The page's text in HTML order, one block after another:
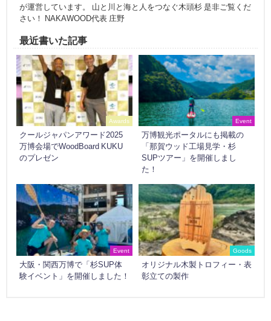
が運営しています。 山と川と海と人をつなぐ木頭杉 是非ご覧くだ
さい！ NAKAWOOD代表 庄野
最近書いた記事
Awards
クールジャパンアワード2025
万博会場でWoodBoard KUKU
のプレゼン
Event
万博観光ポータルにも掲載の
「那賀ウッド工場見学・杉
SUPツアー」を開催しまし
た！
Event
大阪・関西万博で「杉SUP体
験イベント」を開催しました！
Goods
オリジナル木製トロフィー・表
彰立ての製作